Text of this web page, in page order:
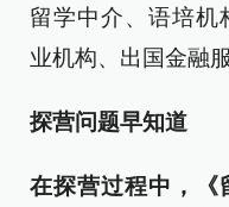
留学中介、语培机
业机构、出国金融
探营问题早知道
在探营过程中，《